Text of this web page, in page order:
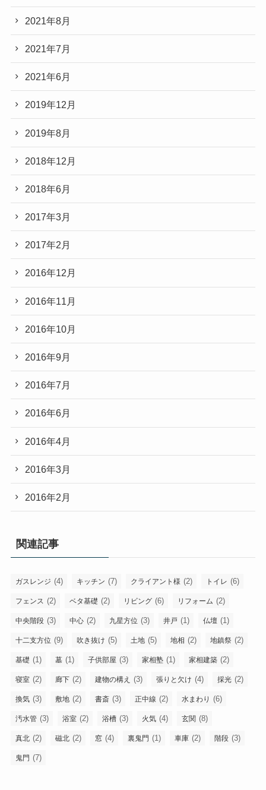
2021年8月
2021年7月
2021年6月
2019年12月
2019年8月
2018年12月
2018年6月
2017年3月
2017年2月
2016年12月
2016年11月
2016年10月
2016年9月
2016年7月
2016年6月
2016年4月
2016年3月
2016年2月
関連記事
ガスレンジ (4) キッチン (7) クライアント様 (2) トイレ (6)
フェンス (2) ベタ基礎 (2) リビング (6) リフォーム (2)
中央階段 (3) 中心 (2) 九星方位 (3) 井戸 (1) 仏壇 (1)
十二支方位 (9) 吹き抜け (5) 土地 (5) 地相 (2) 地鎮祭 (2)
基礎 (1) 墓 (1) 子供部屋 (3) 家相塾 (1) 家相建築 (2)
寝室 (2) 廊下 (2) 建物の構え (3) 張りと欠け (4) 採光 (2)
換気 (3) 敷地 (2) 書斎 (3) 正中線 (2) 水まわり (6)
汚水管 (3) 浴室 (2) 浴槽 (3) 火気 (4) 玄関 (8)
真北 (2) 磁北 (2) 窓 (4) 裏鬼門 (1) 車庫 (2) 階段 (3)
鬼門 (7)